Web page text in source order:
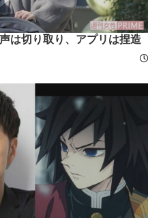
は切り取り、アプリは捏造